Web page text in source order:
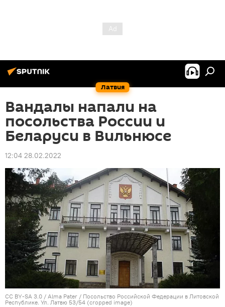
Латвия
Вандалы напали на
посольства России и
Беларуси в Вильнюсе
12:04 28.02.2022
CC BY-SA 3.0 / Alma Pater / Посольство Российской Федерации в Литовской
Республике. Ул. Латвю 53/54 (cropped image)